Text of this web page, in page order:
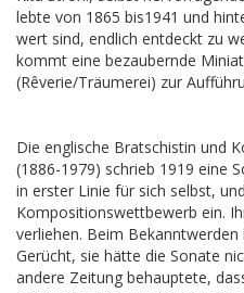
lebte von 1865 bis1941 und
wert sind, endlich entdeckt zu
kommt eine bezaubernde
(Rêverie/Träumerei) zur
Die englische Bratschistin und
(1886-1979) schrieb 1919 eine
in erster Linie für sich selbst,
Kompositionswettbewerb ein.
verliehen. Beim
Gerücht, sie hätte die Sonate
andere Zeitung behauptete,